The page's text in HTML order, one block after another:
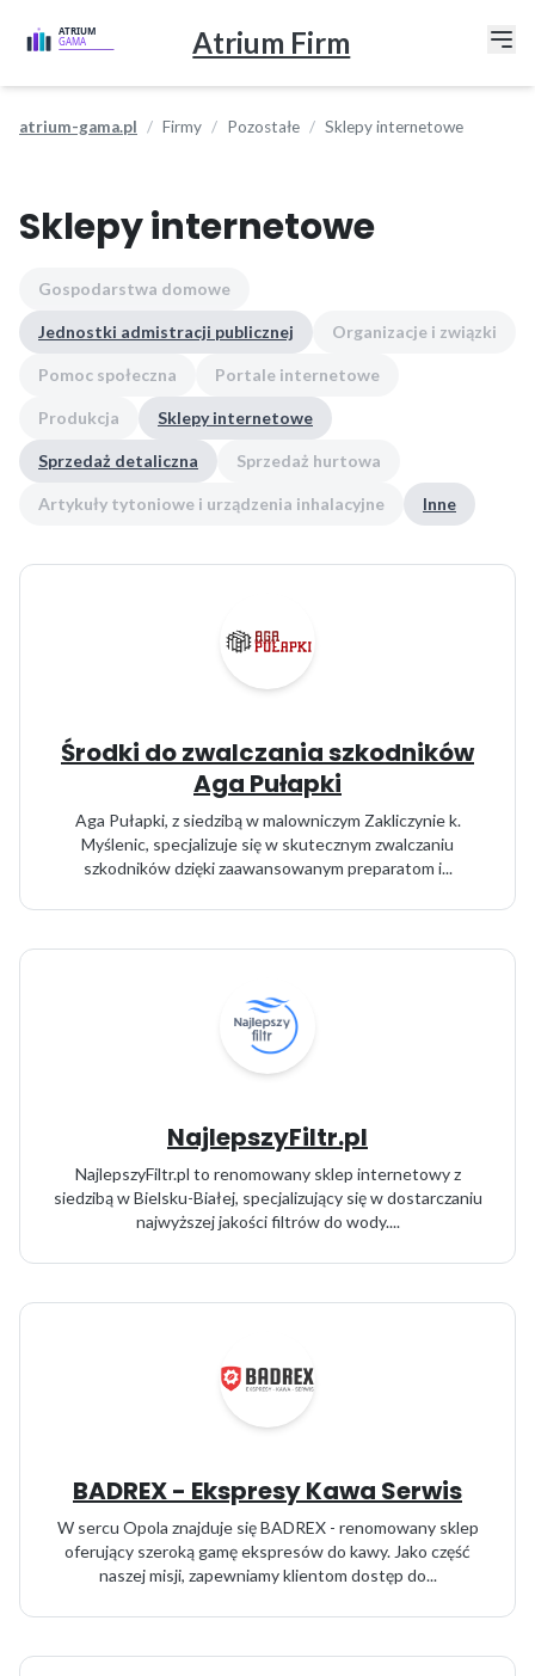
Atrium Firm
atrium-gama.pl Firmy Pozostałe Sklepy internetowe
Sklepy internetowe
Gospodarstwa domowe
Jednostki admistracji publicznej Organizacje i związki
Pomoc społeczna Portale internetowe
Produkcja Sklepy internetowe
Sprzedaż detaliczna Sprzedaż hurtowa
Artykuły tytoniowe i urządzenia inhalacyjne Inne
Środki do zwalczania szkodników
Aga Pułapki
Aga Pułapki, z siedzibą w malowniczym Zakliczynie k.
Myślenic, specjalizuje się w skutecznym zwalczaniu
szkodników dzięki zaawansowanym preparatom i...
NajlepszyFiltr.pl
NajlepszyFiltr.pl to renomowany sklep internetowy z
siedzibą w Bielsku-Białej, specjalizujący się w dostarczaniu
najwyższej jakości filtrów do wody....
BADREX - Ekspresy Kawa Serwis
W sercu Opola znajduje się BADREX - renomowany sklep
oferujący szeroką gamę ekspresów do kawy. Jako część
naszej misji, zapewniamy klientom dostęp do...